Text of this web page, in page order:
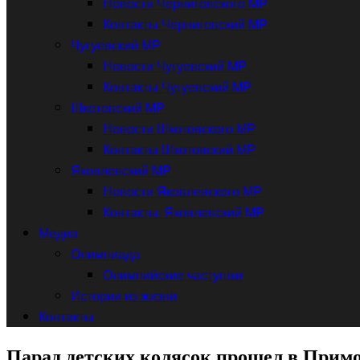
Контакты Черниговский МР
Чугуевский МР
Новости Чугуевский МР
Контакты Чугуевский МР
Шкотовский МР
Новости Шкотовского МР
Контакты Шкотовский МР
Яковлевский МР
Новости Яковлевского МР
Контакты: Яковлевский МР
Медиа
Олимпиада
Олимпийские частушки
Истории из жизни
Контакты